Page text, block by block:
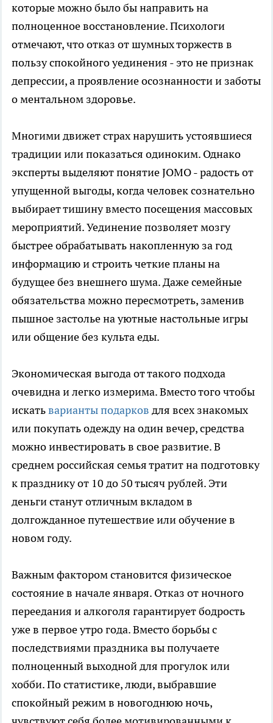
которые можно было бы направить на
полноценное восстановление. Психологи
отмечают, что отказ от шумных торжеств в
пользу спокойного уединения - это не признак
депрессии, а проявление осознанности и заботы
о ментальном здоровье.
Многими движет страх нарушить устоявшиеся
традиции или показаться одиноким. Однако
эксперты выделяют понятие JOMO - радость от
упущенной выгоды, когда человек сознательно
выбирает тишину вместо посещения массовых
мероприятий. Уединение позволяет мозгу
быстрее обрабатывать накопленную за год
информацию и строить четкие планы на
будущее без внешнего шума. Даже семейные
обязательства можно пересмотреть, заменив
пышное застолье на уютные настольные игры
или общение без культа еды.
Экономическая выгода от такого подхода
очевидна и легко измерима. Вместо того чтобы
искатьварианты подарков для всех знакомых
или покупать одежду на один вечер, средства
можно инвестировать в свое развитие. В
среднем российская семья тратит на подготовку
к празднику от 10 до 50 тысяч рублей. Эти
деньги станут отличным вкладом в
долгожданное путешествие или обучение в
новом году.
Важным фактором становится физическое
состояние в начале января. Отказ от ночного
переедания и алкоголя гарантирует бодрость
уже в первое утро года. Вместо борьбы с
последствиями праздника вы получаете
полноценный выходной для прогулок или
хобби. По статистике, люди, выбравшие
спокойный режим в новогоднюю ночь,